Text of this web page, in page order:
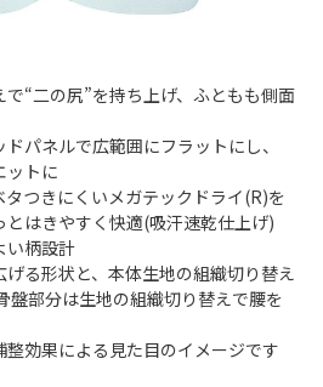
“二の尻”を持ち上げ、ふともも側面
パネルで広範囲にフラットにし、
ットに
つきにくいメガテックドライ(R)を
はきやすく快適(吸汗速乾仕上げ)
い柄設計
る形状と、本体生地の組織切り替え
盤部分は生地の組織切り替えで腰を
効果による見た目のイメージです